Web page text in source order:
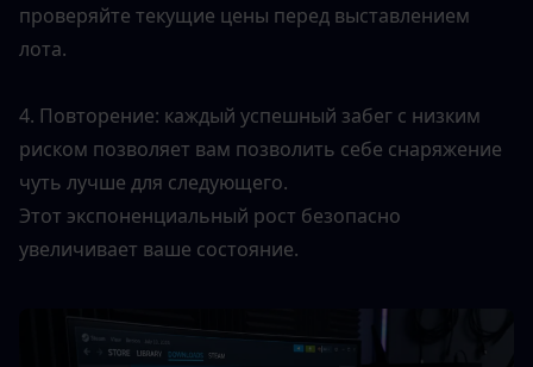
проверяйте текущие цены перед выставлением
лота.
4. Повторение: каждый успешный забег с низким
риском позволяет вам позволить себе снаряжение
чуть лучше для следующего.
Этот экспоненциальный рост безопасно
увеличивает ваше состояние.